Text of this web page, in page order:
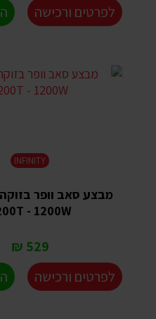
לפרטים ורכישה
INFINITY
- 1200W
529 ₪
לפרטים ורכישה